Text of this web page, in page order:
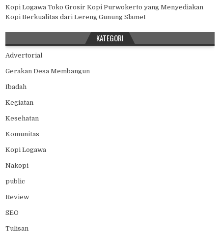
Kopi Logawa Toko Grosir Kopi Purwokerto yang Menyediakan
Kopi Berkualitas dari Lereng Gunung Slamet
KATEGORI
Advertorial
Gerakan Desa Membangun
Ibadah
Kegiatan
Kesehatan
Komunitas
Kopi Logawa
Nakopi
public
Review
SEO
Tulisan